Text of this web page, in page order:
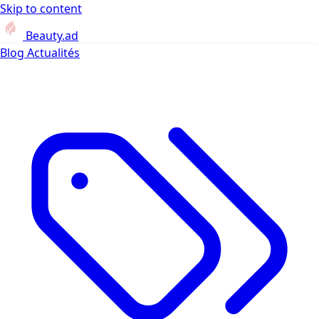
Skip to content
Beauty.ad
Blog Actualités